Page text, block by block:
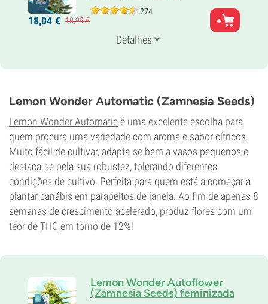
274
Pais
Skunk x Ruderalis
Sativa-dominante automática
8-9 semanas desde a semente até à colheita
12%
CBD
0-1%
Tipo de floração
Autoflorescentes
18,04 € 18,99€
Detalhes
Lemon Wonder Automatic (Zamnesia Seeds)
Lemon Wonder Automaticé uma excelente escolha para
quem procura uma variedade com aroma e sabor cítricos.
Muito fácil de cultivar, adapta-se bem a vasos pequenos e
destaca-se pela sua robustez, tolerando diferentes
condições de cultivo. Perfeita para quem está a começar a
plantar canábis em parapeitos de janela. Ao fim de apenas 8
semanas de crescimento acelerado, produz flores com um
teor deTHC em torno de 12%!
Lemon Wonder Autoflower
(Zamnesia Seeds) feminizada